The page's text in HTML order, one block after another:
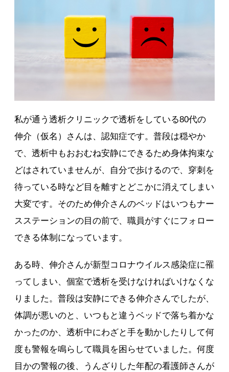
私が通う透析クリニックで透析をしている80代の
伸介（仮名）さんは、認知症です。普段は穏やか
で、透析中もおおむね安静にできるため身体拘束な
どはされていませんが、自分で歩けるので、穿刺を
待っている時など目を離すとどこかに消えてしまい
大変です。そのため伸介さんのベッドはいつもナー
スステーションの目の前で、職員がすぐにフォロー
できる体制になっています。
ある時、伸介さんが新型コロナウイルス感染症に罹
ってしまい、個室で透析を受けなければいけなくな
りました。普段は安静にできる伸介さんでしたが、
体調が悪いのと、いつもと違うベッドで落ち着かな
かったのか、透析中にわざと手を動かしたりして何
度も警報を鳴らして職員を困らせていました。何度
目かの警報の後、うんざりした年配の看護師さんが